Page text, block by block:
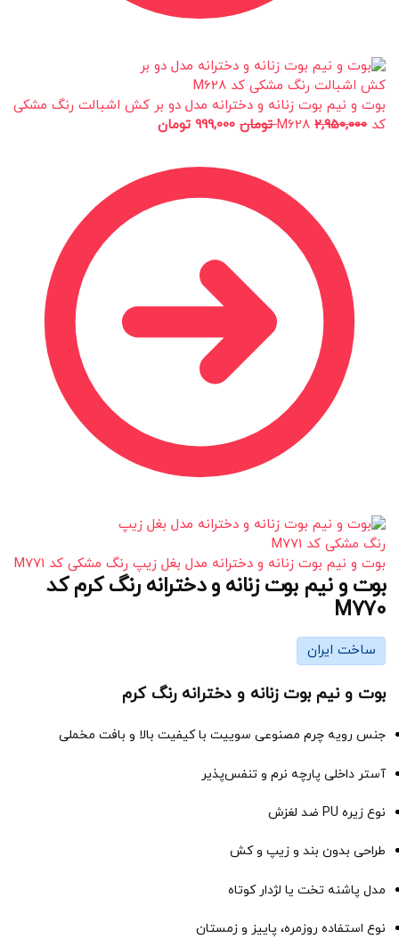
بوت و نیم بوت زنانه و دخترانه مدل دو بر کش اشبالت رنگ مشکی
کد M628 2,950,000 تومان 999,000 تومان
بوت و نیم بوت زنانه و دخترانه مدل بغل زیپ رنگ مشکی کد M771
بوت و نیم بوت زنانه و دخترانه رنگ کرم کد
M770
ساخت ایران
بوت و نیم بوت زنانه و دخترانه رنگ کرم
جنس رویه چرم مصنوعی سوییت با کیفیت بالا و بافت مخملی
آستر داخلی پارچه نرم و تنفس‌پذیر
نوع زیره PU ضد لغزش
طراحی بدون بند و زیپ و کش
مدل پاشنه تخت یا لژدار کوتاه
نوع استفاده روزمره، پاییز و زمستان